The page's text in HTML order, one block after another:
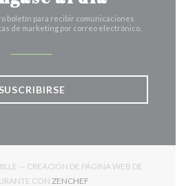
boletín para recibir comunicaciones
de marketing por correo electrónico.
SUSCRIBIRSE
— CREACIÓN DE PÁGINA WEB DE
CON ZENCHEF